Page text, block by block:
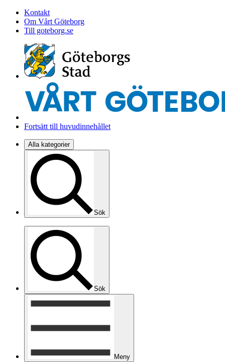
Kontakt
Om Vårt Göteborg
Till goteborg.se
Fortsätt till huvudinnehållet
Alla kategorier
Sök
Sök
Meny